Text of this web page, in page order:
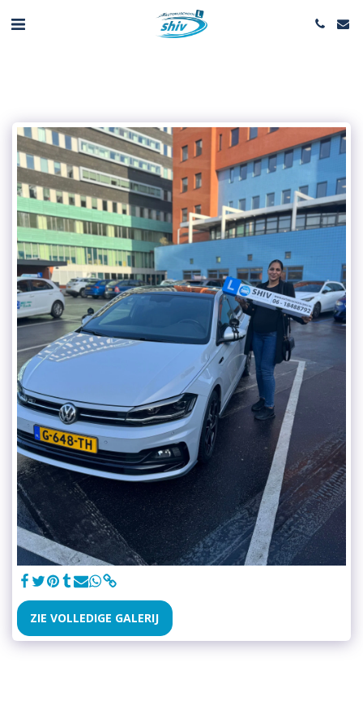
ZIE VOLLEDIGE GALERIJ